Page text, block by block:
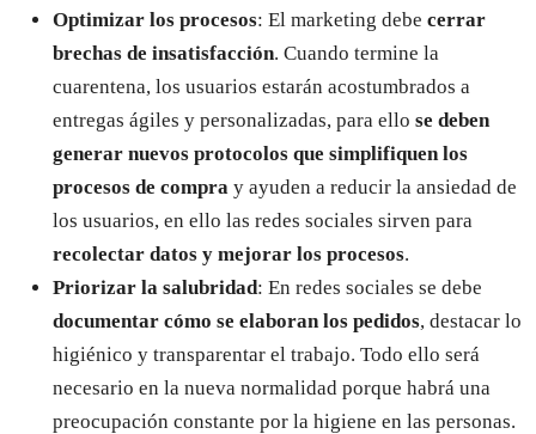
Optimizar los procesos: El marketing debe cerrar
brechas de insatisfacción. Cuando termine la
cuarentena, los usuarios estarán acostumbrados a
entregas ágiles y personalizadas, para ello se deben
generar nuevos protocolos que simplifiquen los
procesos de compra y ayuden a reducir la ansiedad de
los usuarios, en ello las redes sociales sirven para
recolectar datos y mejorar los procesos.
Priorizar la salubridad: En redes sociales se debe
documentar cómo se elaboran los pedidos, destacar lo
higiénico y transparentar el trabajo. Todo ello será
necesario en la nueva normalidad porque habrá una
preocupación constante por la higiene en las personas.